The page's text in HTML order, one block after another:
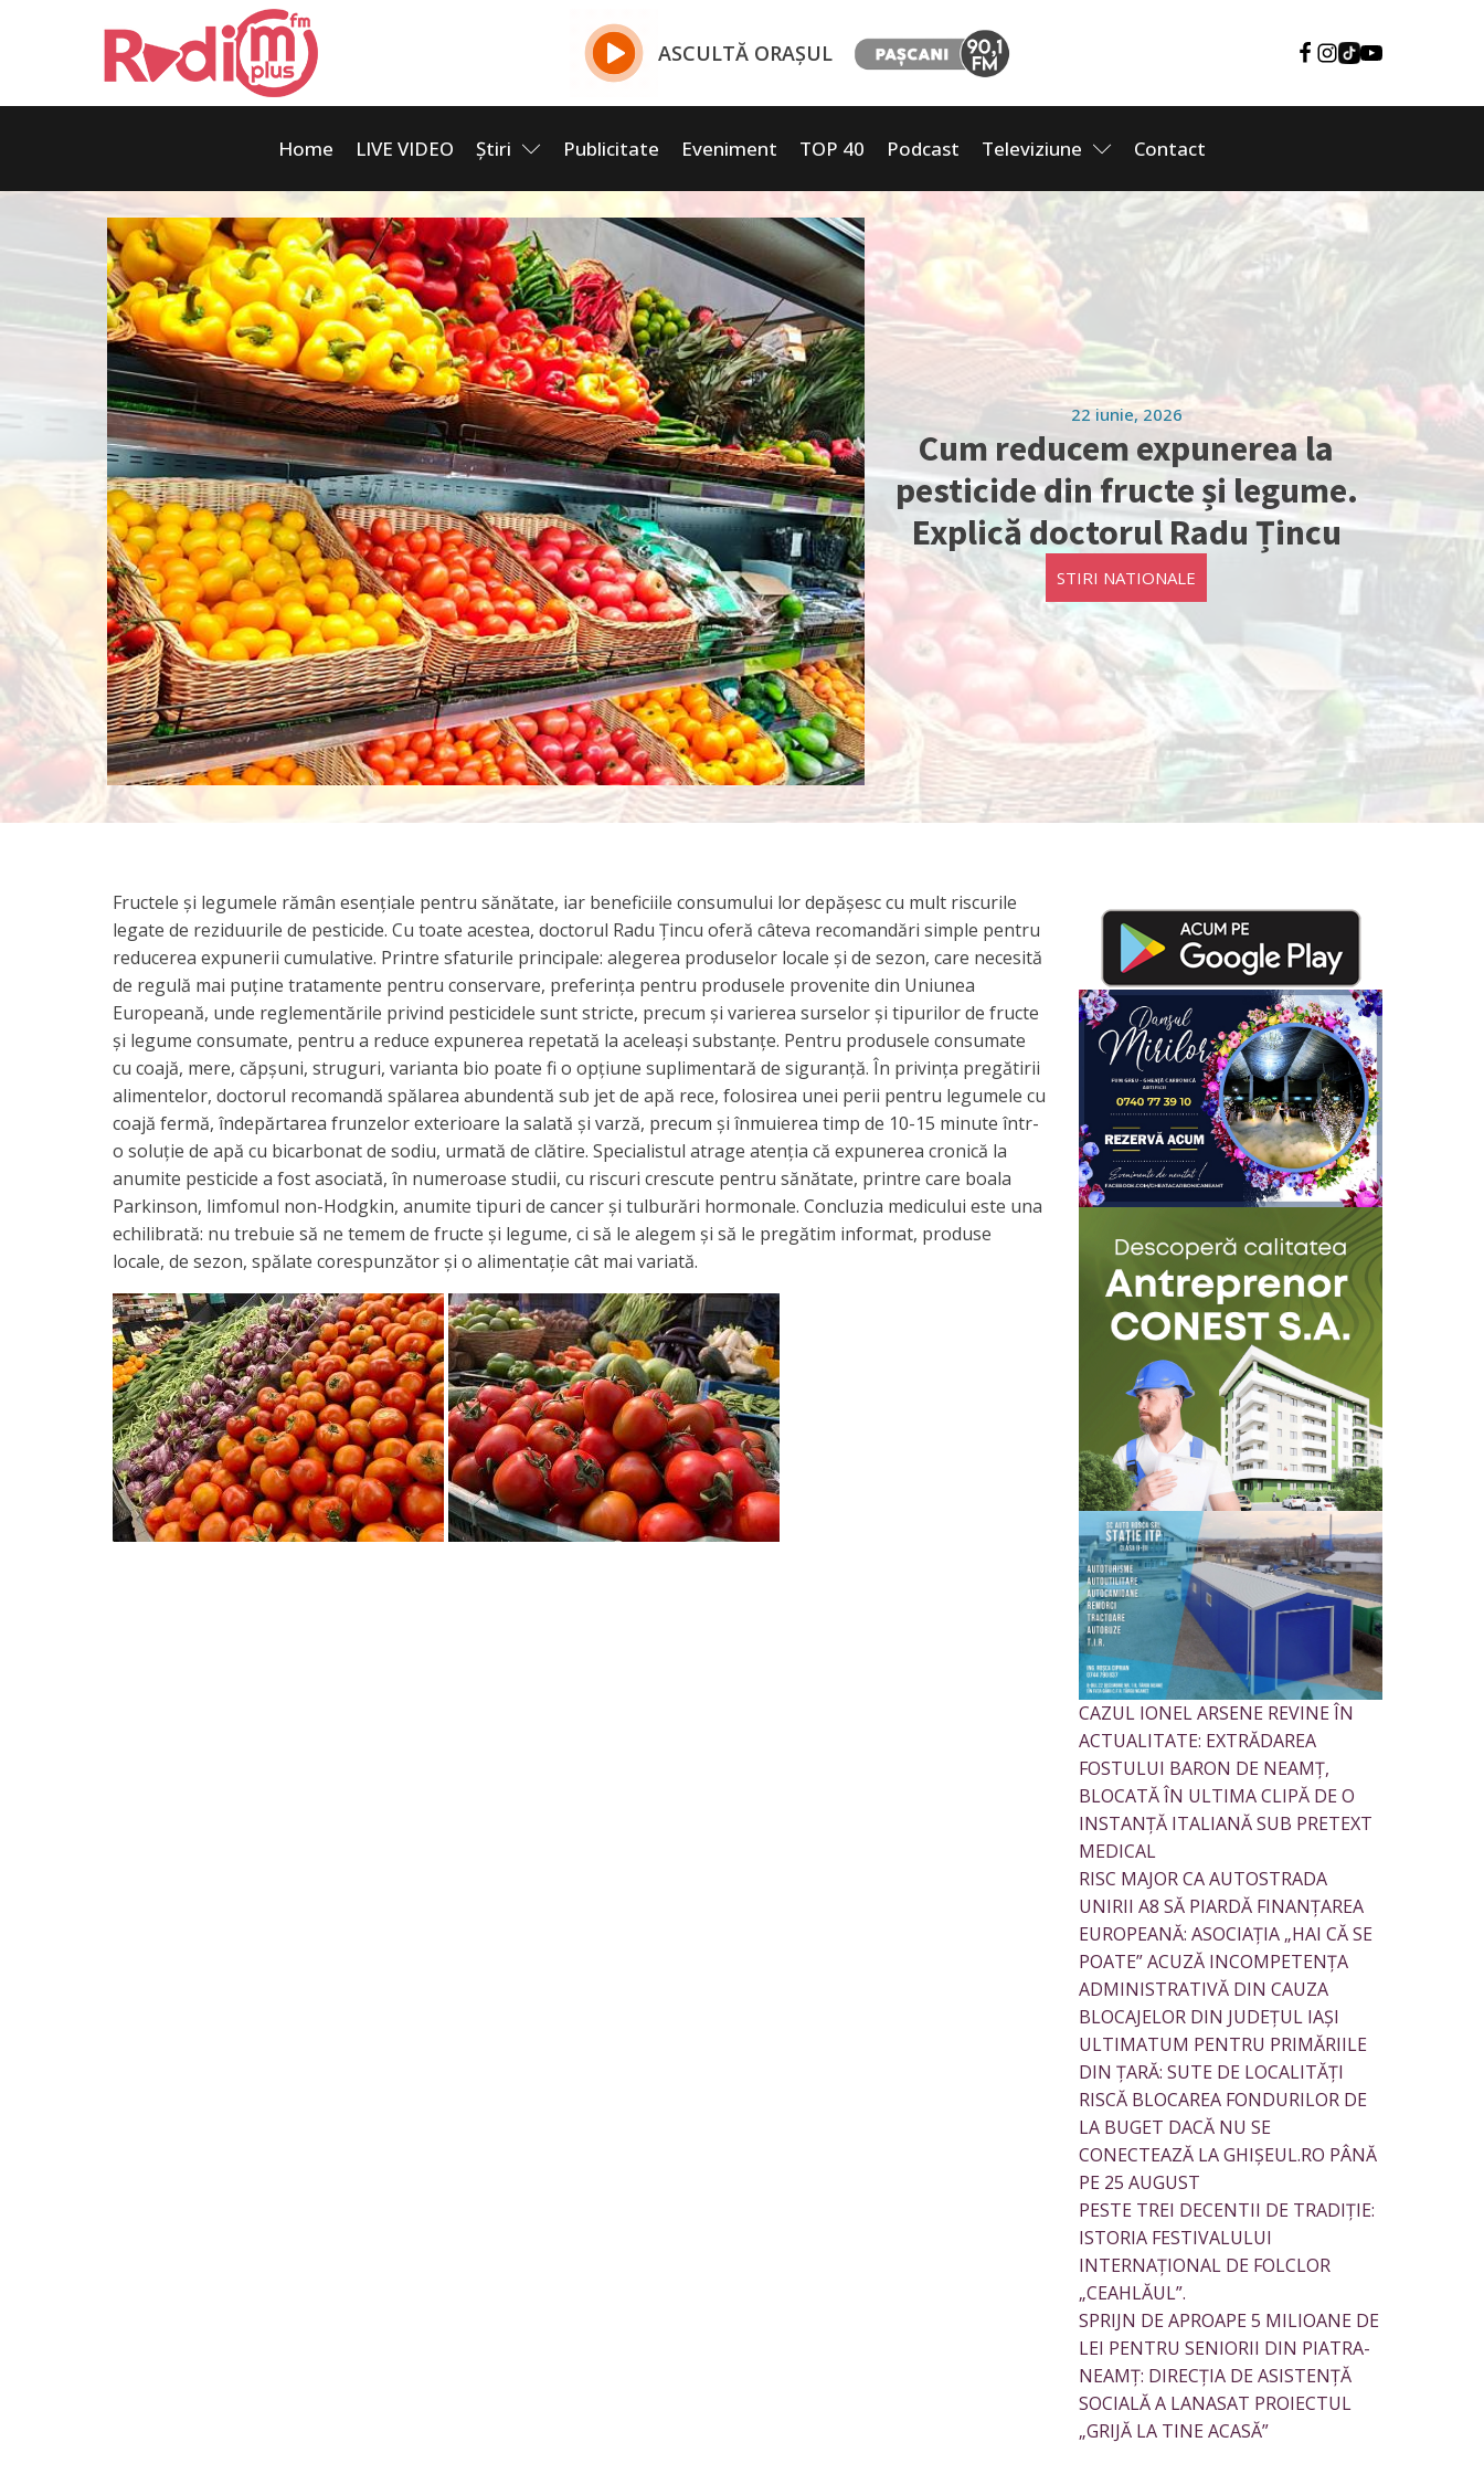
ASCULTĂ ORAȘUL
Home LIVE VIDEO Știri Publicitate Eveniment TOP 40 Podcast Televiziune Contact
22 iunie, 2026
Cum reducem expunerea la
pesticide din fructe și legume.
Explică doctorul Radu Țincu
STIRI NATIONALE
Fructele și legumele rămân esențiale pentru sănătate, iar beneficiile consumului lor depășesc cu mult riscurile
legate de reziduurile de pesticide. Cu toate acestea, doctorul Radu Țincu oferă câteva recomandări simple pentru
reducerea expunerii cumulative. Printre sfaturile principale: alegerea produselor locale și de sezon, care necesită
de regulă mai puține tratamente pentru conservare, preferința pentru produsele provenite din Uniunea
Europeană, unde reglementările privind pesticidele sunt stricte, precum și varierea surselor și tipurilor de fructe
și legume consumate, pentru a reduce expunerea repetată la aceleași substanțe. Pentru produsele consumate
cu coajă, mere, căpșuni, struguri, varianta bio poate fi o opțiune suplimentară de siguranță. În privința pregătirii
alimentelor, doctorul recomandă spălarea abundentă sub jet de apă rece, folosirea unei perii pentru legumele cu
coajă fermă, îndepărtarea frunzelor exterioare la salată și varză, precum și înmuierea timp de 10-15 minute într-
o soluție de apă cu bicarbonat de sodiu, urmată de clătire. Specialistul atrage atenția că expunerea cronică la
anumite pesticide a fost asociată, în numeroase studii, cu riscuri crescute pentru sănătate, printre care boala
Parkinson, limfomul non-Hodgkin, anumite tipuri de cancer și tulburări hormonale. Concluzia medicului este una
echilibrată: nu trebuie să ne temem de fructe și legume, ci să le alegem și să le pregătim informat, produse
locale, de sezon, spălate corespunzător și o alimentație cât mai variată.
CAZUL IONEL ARSENE REVINE ÎN
ACTUALITATE: EXTRĂDAREA
FOSTULUI BARON DE NEAMȚ,
BLOCATĂ ÎN ULTIMA CLIPĂ DE O
INSTANȚĂ ITALIANĂ SUB PRETEXT
MEDICAL
RISC MAJOR CA AUTOSTRADA
UNIRII A8 SĂ PIARDĂ FINANȚAREA
EUROPEANĂ: ASOCIAȚIA „HAI CĂ SE
POATE” ACUZĂ INCOMPETENȚA
ADMINISTRATIVĂ DIN CAUZA
BLOCAJELOR DIN JUDEȚUL IAȘI
ULTIMATUM PENTRU PRIMĂRIILE
DIN ȚARĂ: SUTE DE LOCALITĂȚI
RISCĂ BLOCAREA FONDURILOR DE
LA BUGET DACĂ NU SE
CONECTEAZĂ LA GHIȘEUL.RO PÂNĂ
PE 25 AUGUST
PESTE TREI DECENTII DE TRADIȚIE:
ISTORIA FESTIVALULUI
INTERNAȚIONAL DE FOLCLOR
„CEAHLĂUL”.
SPRIJN DE APROAPE 5 MILIOANE DE
LEI PENTRU SENIORII DIN PIATRA-
NEAMȚ: DIRECȚIA DE ASISTENȚĂ
SOCIALĂ A LANASAT PROIECTUL
„GRIJĂ LA TINE ACASĂ”